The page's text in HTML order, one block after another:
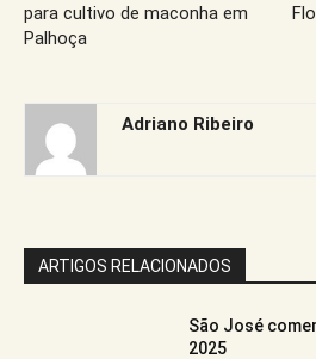
para cultivo de maconha em
Palhoça
Adriano Ribeiro
ARTIGOS RELACIONADOS
São José
2025